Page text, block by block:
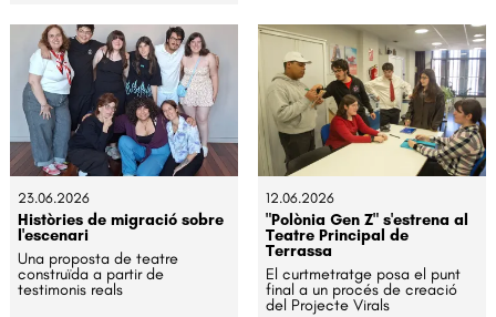
23.06.2026
Històries de migració sobre
l'escenari
Una proposta de teatre
construïda a partir de
testimonis reals
12.06.2026
"Polònia Gen Z" s'estrena al
Teatre Principal de
Terrassa
El curtmetratge posa el punt
final a un procés de creació
del Projecte Virals